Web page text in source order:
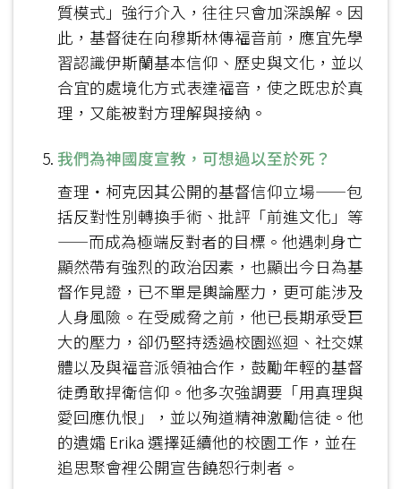
質模式」強行介入，往往只會加深誤解。因
此，基督徒在向穆斯林傳福音前，應宜先學
習認識伊斯蘭基本信仰、歷史與文化，並以
合宜的處境化方式表達福音，使之既忠於真
理，又能被對方理解與接納。
我們為神國度宣教，可想過以至於死？
查理‧柯克因其公開的基督信仰立場——包
括反對性別轉換手術、批評「前進文化」等
——而成為極端反對者的目標。他遇刺身亡
顯然帶有強烈的政治因素，也顯出今日為基
督作見證，已不單是輿論壓力，更可能涉及
人身風險。在受威脅之前，他已長期承受巨
大的壓力，卻仍堅持透過校園巡迴、社交媒
體以及與福音派領袖合作，鼓勵年輕的基督
徒勇敢捍衛信仰。他多次強調要「用真理與
愛回應仇恨」，並以殉道精神激勵信徒。他
的遺孀 Erika 選擇延續他的校園工作，並在
追思聚會裡公開宣告饒恕行刺者。